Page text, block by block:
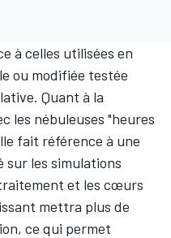
à celles utilisées en
ou modifiée testée
Quant à la
les nébuleuses "heures
fait référence à une
sur les simulations
et les cœurs
mettra plus de
ce qui permet